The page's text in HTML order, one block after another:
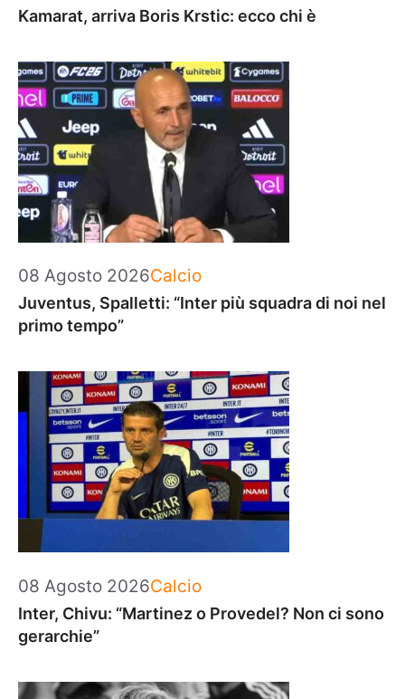
Kamarat, arriva Boris Krstic: ecco chi è
08 Agosto 2026Categorie
Calcio
Juventus, Spalletti: “Inter più squadra di noi nel
primo tempo”
08 Agosto 2026Categorie
Calcio
Inter, Chivu: “Martinez o Provedel? Non ci sono
gerarchie”